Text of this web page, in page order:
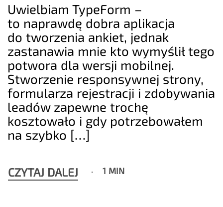
Uwielbiam TypeForm –
to naprawdę dobra aplikacja
do tworzenia ankiet, jednak
zastanawia mnie kto wymyślił tego
potwora dla wersji mobilnej.
Stworzenie responsywnej strony,
formularza rejestracji i zdobywania
leadów zapewne trochę
kosztowało i gdy potrzebowałem
na szybko […]
CZYTAJ DALEJ 1 MIN